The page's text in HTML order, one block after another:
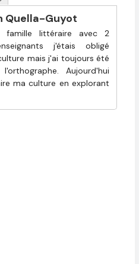
Quella-Guyot
famille littéraire avec 2
j'étais obligé
mais j'ai toujours été
Aujourd'hui
ma culture en explorant